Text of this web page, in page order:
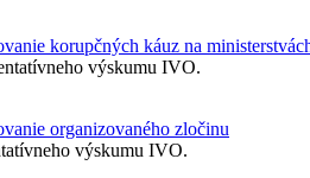
korupčných káuz na
výskumu IVO.
organizovaného zločinu
výskumu IVO.